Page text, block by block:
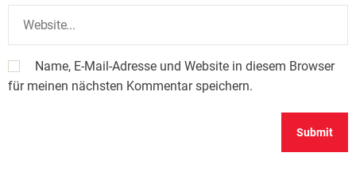
Name, E-Mail-Adresse und Website in diesem Browser
für meinen nächsten Kommentar speichern.